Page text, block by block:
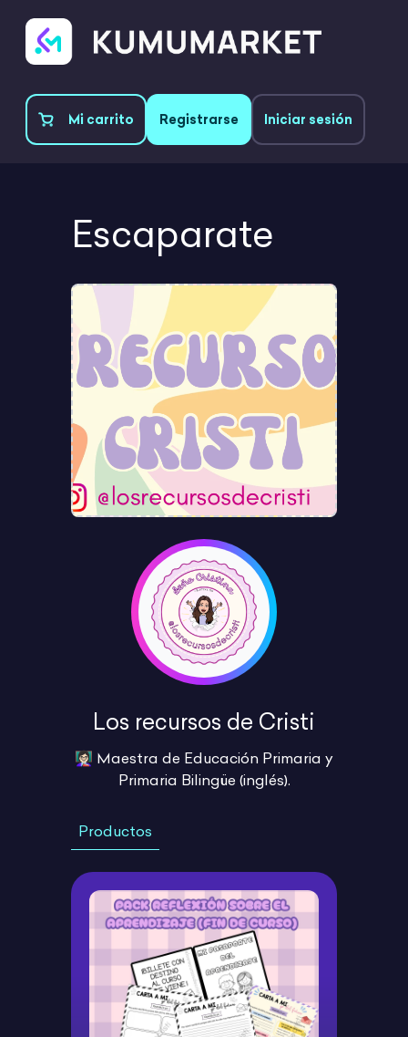
Mi carrito Registrarse Iniciar sesión
Escaparate
Los recursos de Cristi
👩🏻‍🏫 Maestra de Educación Primaria y
Primaria Bilingüe (inglés).
Productos